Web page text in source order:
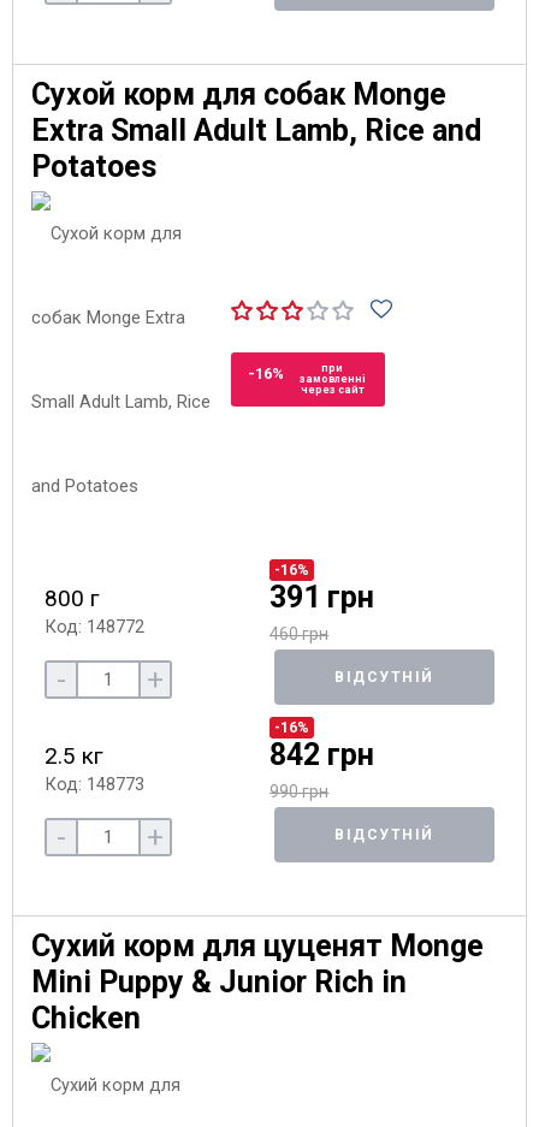
Сухой корм для собак Monge
Extra Small Adult Lamb, Rice and
Potatoes
-16%
при
замовленні
через сайт
800 г
Код: 148772
-16%
391 грн
460 грн
- + ВІДСУТНІЙ
2.5 кг
Код: 148773
-16%
842 грн
990 грн
- + ВІДСУТНІЙ
Сухий корм для цуценят Monge
Mini Puppy & Junior Rich in
Chicken